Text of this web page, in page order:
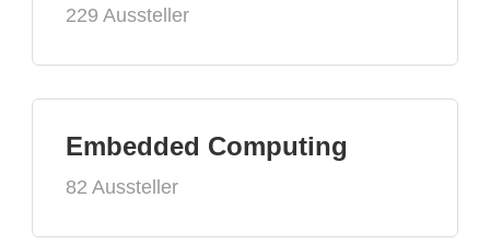
229 Aussteller
Embedded Computing
82 Aussteller